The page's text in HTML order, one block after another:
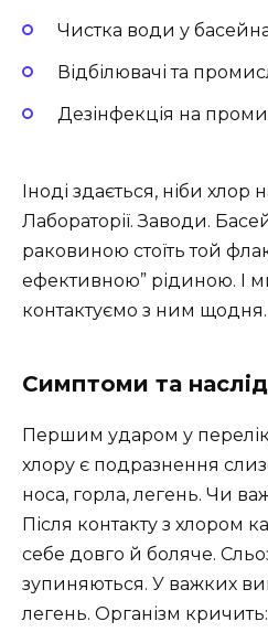
Чистка води у
Відбілювачі та
Дезінфекція на
Іноді здається, ніби хлор
Лабораторії. Заводи.
раковиною стоїть той
ефективною” рідиною. І
контактуємо з ним щодня.
Симптоми та
Першим ударом у
хлору є подразнення
носа, горла, легень. Чи
Після контакту з хлором
себе довго й боляче.
зупиняються. У важких
легень. Організм